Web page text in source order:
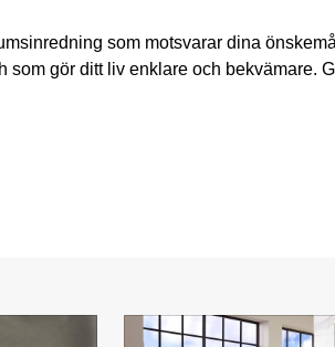
som motsvarar dina
gör ditt liv enklare och bekvämare.